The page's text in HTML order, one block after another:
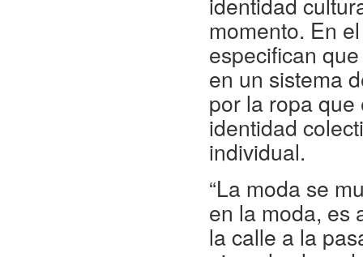
momento. En
especifican
en un sistema
por la ropa que
identidad
individual.
“La moda se
en la moda, es
la calle a la